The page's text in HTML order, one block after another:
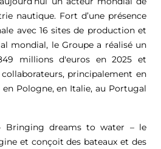
nautique. Fort d’une présence
avec 16 sites de production et
mondial, le Groupe a réalisé un
millions d'euros en 2025 et
principalement en
en Pologne, en Italie, au Portugal
Bringing dreams to water – le
et conçoit des bateaux et des